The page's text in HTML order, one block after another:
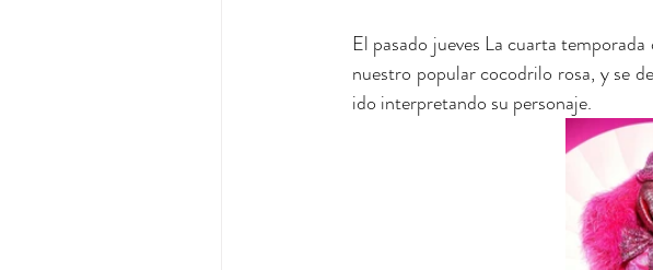
El pasado jueves La cuarta temporada
nuestro popular cocodrilo rosa, y se
ido interpretando su personaje.